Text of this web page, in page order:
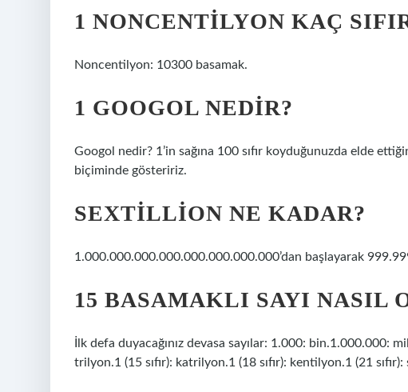
1 NONCENTILYON KAÇ
Noncentilyon: 10300 basamak.
1 GOOGOL NEDIR?
Googol nedir? 1’in sağına 100 sıfır koyduğunuzda elde
biçiminde gösteririz.
SEXTILLION NE KADAR?
1.000.000.000.000.000.000.000.000’dan başlayarak
15 BASAMAKLI SAYI NASIL
İlk defa duyacağınız devasa sayılar: 1.000:
trilyon.1 (15 sıfır): katrilyon.1 (18 sıfır): kentilyon.1 (21 sıfır):